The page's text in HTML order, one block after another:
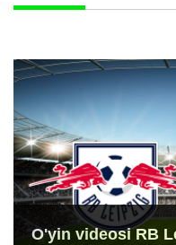
O'yin videosi RB